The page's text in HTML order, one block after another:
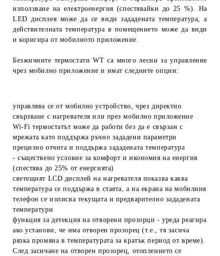
използване на електроенергия (спестявайки до 25 %). На
LED дисплея може да се види зададената температура, а
действителната температура в помещението може да види
и коригира от мобилното приложение.
Безжичните термостати WT са много лесни за управление
чрез мобилно приложение и имат следните опции:
управлява се от мобилно устройство, чрез директно
свързване с нагревателя или през мобилно приложение
Wi-Fi термостатът може да работи без да е свързан с
мрежата като поддържа ръчно зададени параметри
прецизно отчита и поддържа зададената температура
- съществено условие за комфорт и икономия на енергия
(спестява до 25% от енергията)
светещият LCD дисплей на нагревателя показва каква
температура се поддържа в стаята, а на екрана на мобилния
телефон се изписва текущата и предварително зададената
температури
функция за детекция на отворени прозорци - уреда реагира
ако установи, че има отворен прозорец (т.е., тя засича
рязка промяна в температурата за кратък период от време).
След засичане на отворен прозорец, отоплението се